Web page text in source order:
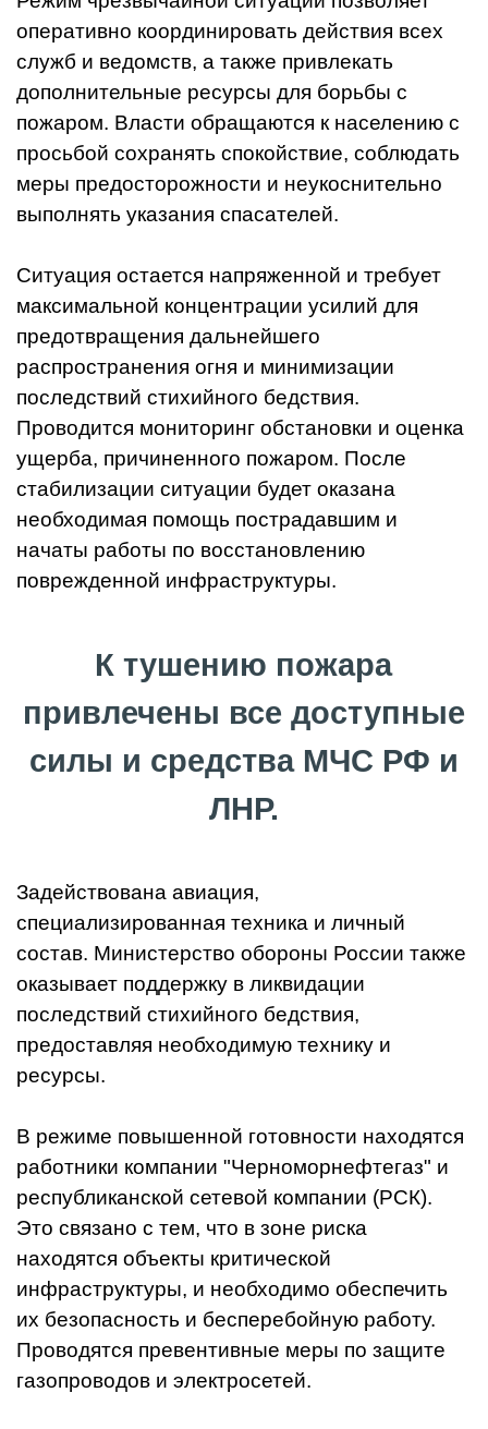
оперативно координировать действия всех
служб и ведомств, а также привлекать
дополнительные ресурсы для борьбы с
пожаром. Власти обращаются к населению с
просьбой сохранять спокойствие, соблюдать
меры предосторожности и неукоснительно
выполнять указания спасателей.
Ситуация остается напряженной и требует
максимальной концентрации усилий для
предотвращения дальнейшего
распространения огня и минимизации
последствий стихийного бедствия.
Проводится мониторинг обстановки и оценка
ущерба, причиненного пожаром. После
стабилизации ситуации будет оказана
необходимая помощь пострадавшим и
начаты работы по восстановлению
поврежденной инфраструктуры.
К тушению пожара
привлечены все доступные
силы и средства МЧС РФ и
ЛНР.
Задействована авиация,
специализированная техника и личный
состав. Министерство обороны России также
оказывает поддержку в ликвидации
последствий стихийного бедствия,
предоставляя необходимую технику и
ресурсы.
В режиме повышенной готовности находятся
работники компании "Черноморнефтегаз" и
республиканской сетевой компании (РСК).
Это связано с тем, что в зоне риска
находятся объекты критической
инфраструктуры, и необходимо обеспечить
их безопасность и бесперебойную работу.
Проводятся превентивные меры по защите
газопроводов и электросетей.